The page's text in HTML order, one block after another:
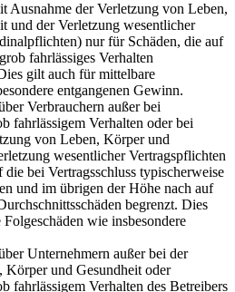
Ausnahme der Verletzung von Leben,
und der Verletzung wesentlicher
nur für Schäden, die auf
fahrlässiges Verhalten
gilt auch für mittelbare
entgangenen Gewinn.
Verbrauchern außer bei
fahrlässigem Verhalten oder bei
von Leben, Körper und
wesentlicher Vertragspflichten
bei Vertragsschluss typischerweise
und im übrigen der Höhe nach auf
begrenzt. Dies
wie insbesondere
Unternehmern außer bei der
Körper und Gesundheit oder
fahrlässigem Verhalten des Betreibers